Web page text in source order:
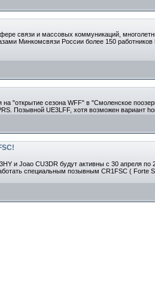
связи и массовых коммуникаций,
Минкомсвязи России более 150
"открытие сезона WFF" в "Смоленское
Позывной UE3LFF, хотя возможен вариант
и Joao CU3DR будут активны с 30 апреля
специальным позывным CR1FSC ( Forte